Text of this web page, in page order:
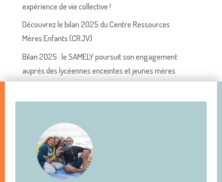
expérience de vie collective !
Découvrez le bilan 2025 du Centre Ressources
Mères Enfants (CRJV)
Bilan 2025 : le SAMELY poursuit son engagement
auprès des lycéennes enceintes et jeunes mères